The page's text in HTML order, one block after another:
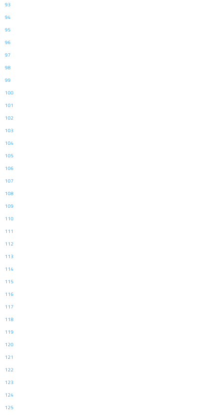
93
94
95
96
97
98
99
100
101
102
103
104
105
106
107
108
109
110
111
112
113
114
115
116
117
118
119
120
121
122
123
124
125